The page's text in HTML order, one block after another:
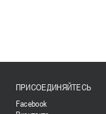
ПРИСОЕДИНЯЙТЕСЬ
Facebook